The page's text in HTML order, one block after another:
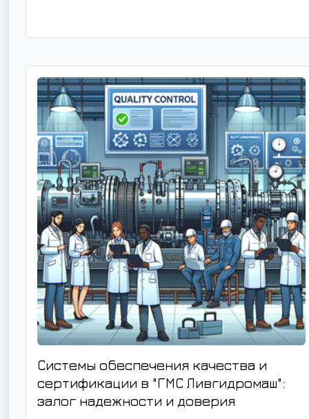
Системы обеспечения качества и
сертификации в "ГМС Ливгидромаш":
залог надежности и доверия